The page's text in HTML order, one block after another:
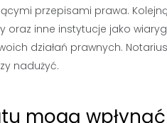
przepisami prawa.
oraz inne instytucje jako
działań prawnych.
nadużyć.
mogą